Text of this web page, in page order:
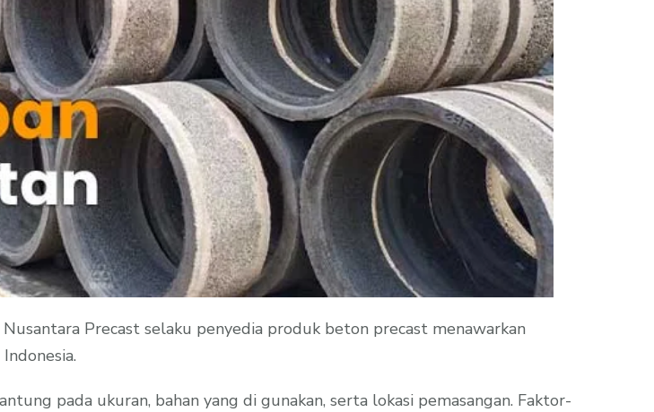
Precast selaku penyedia produk beton precast menawarkan
pada ukuran, bahan yang di gunakan, serta lokasi pemasangan. Faktor-